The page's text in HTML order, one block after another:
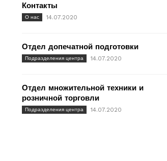
Контакты
О нас 14.07.2020
Отдел допечатной подготовки
Подразделения центра 14.07.2020
Отдел множительной техники и
розничной торговли
Подразделения центра 14.07.2020